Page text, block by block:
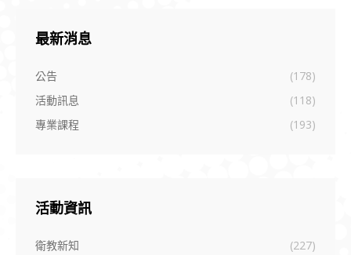
最新消息
公告
(178)
活動訊息
(118)
專業課程
(193)
活動資訊
衛教新知 (227)